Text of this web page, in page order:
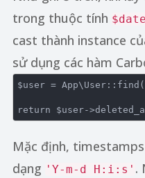
trong thuộc tính $date
cast thành instance
sử dụng các hàm
$user = App\User::find(
return
Mặc định,
dạng 'Y-m-d H:i:s' .